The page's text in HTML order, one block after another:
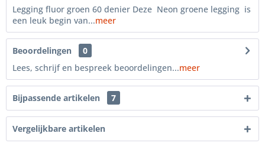
Legging fluor groen 60 denier Deze Neon groene legging is
een leuk begin van...meer
Beoordelingen
0
Lees, schrijf en bespreek beoordelingen...meer
Bijpassende artikelen 7
Vergelijkbare artikelen